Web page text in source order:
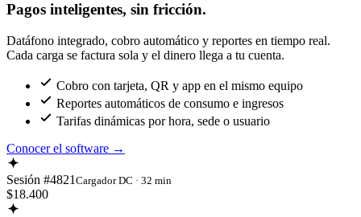
Pagos inteligentes, sin fricción.
Datáfono integrado, cobro automático y reportes en tiempo real.
Cada carga se factura sola y el dinero llega a tu cuenta.
Cobro con tarjeta, QR y app en el mismo equipo
Reportes automáticos de consumo e ingresos
Tarifas dinámicas por hora, sede o usuario
Conocer el software →
Sesión #4821 Cargador DC · 32 min
$18.400